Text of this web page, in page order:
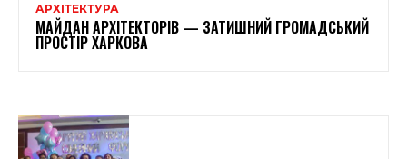
АРХІТЕКТУРА
МАЙДАН АРХІТЕКТОРІВ — ЗАТИШНИЙ ГРОМАДСЬКИЙ
ПРОСТІР ХАРКОВА